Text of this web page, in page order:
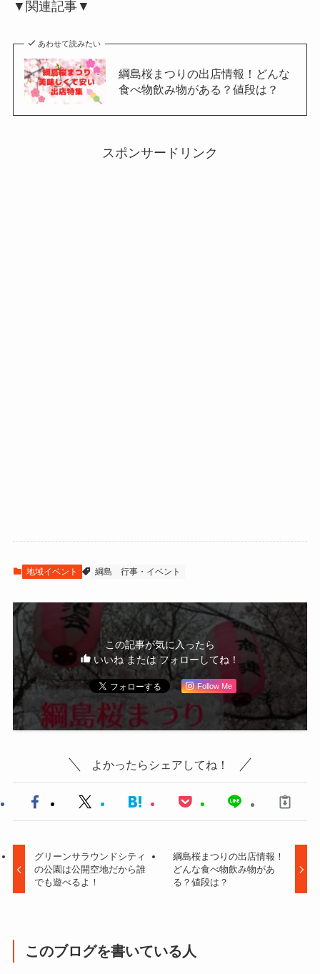
▼関連記事▼
あわせて読みたい
綱島桜まつりの出店情報！どんな
食べ物飲み物がある？値段は？
スポンサードリンク
地域イベント 綱島 行事・イベント
この記事が気に入ったら
いいね または フォローしてね！
Follow Me
よかったらシェアしてね！
グリーンサラウンドシティ
の公園は公開空地だから誰
でも遊べるよ！
綱島桜まつりの出店情報！
どんな食べ物飲み物があ
る？値段は？
このブログを書いている人